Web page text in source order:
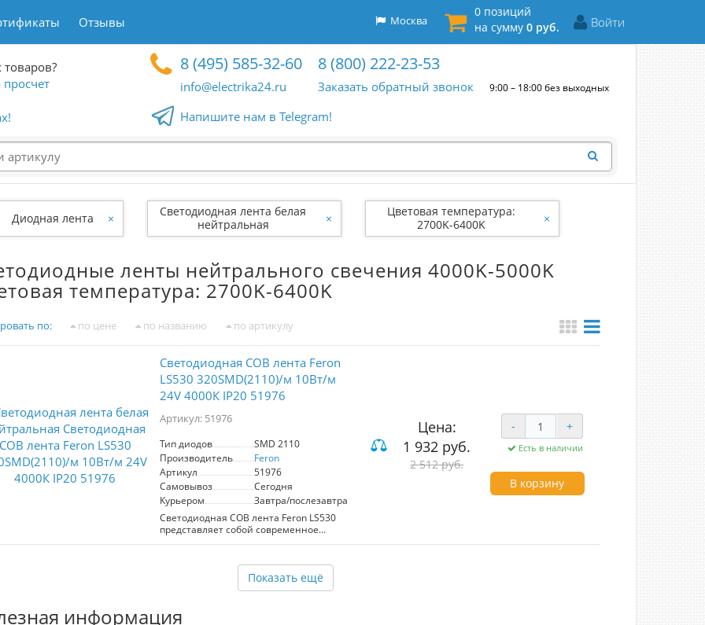
Отзывы Войти
0 позиций
на сумму 0 руб.
Москва
8 (495) 585-32-60
info@electrika24.ru
8 (800) 222-23-53
Заказать обратный звонок 9:00 – 18:00 без выходных
Напишите нам в Telegram!
Диодная лента ×
Светодиодная лента белая
нейтральная
×
Цветовая температура:
2700K-6400K
×
ленты нейтрального свечения 4000K-5000K
температура: 2700K-6400K
по: по цене по названию по артикулу
Светодиодная COB лента Feron
LS530 320SMD(2110)/м 10Вт/м
24V 4000К IP20 51976
Артикул: 51976
Тип диодов
SMD 2110
Производитель
Feron
Артикул
51976
Самовывоз
Сегодня
Курьером
Завтра/послезавтра
Светодиодная COB лента Feron LS530
представляет собой современное
решение для освещения,
и надежность. С мощностью 10 Вт на
метр и напряжением 24 вольта, она
идеально подходит для создания
имеет нейтральный белый цвет с
Цена:
1 932 руб.
2 512 руб.
- +
Есть в наличии
В корзину
Показать ещё
информация